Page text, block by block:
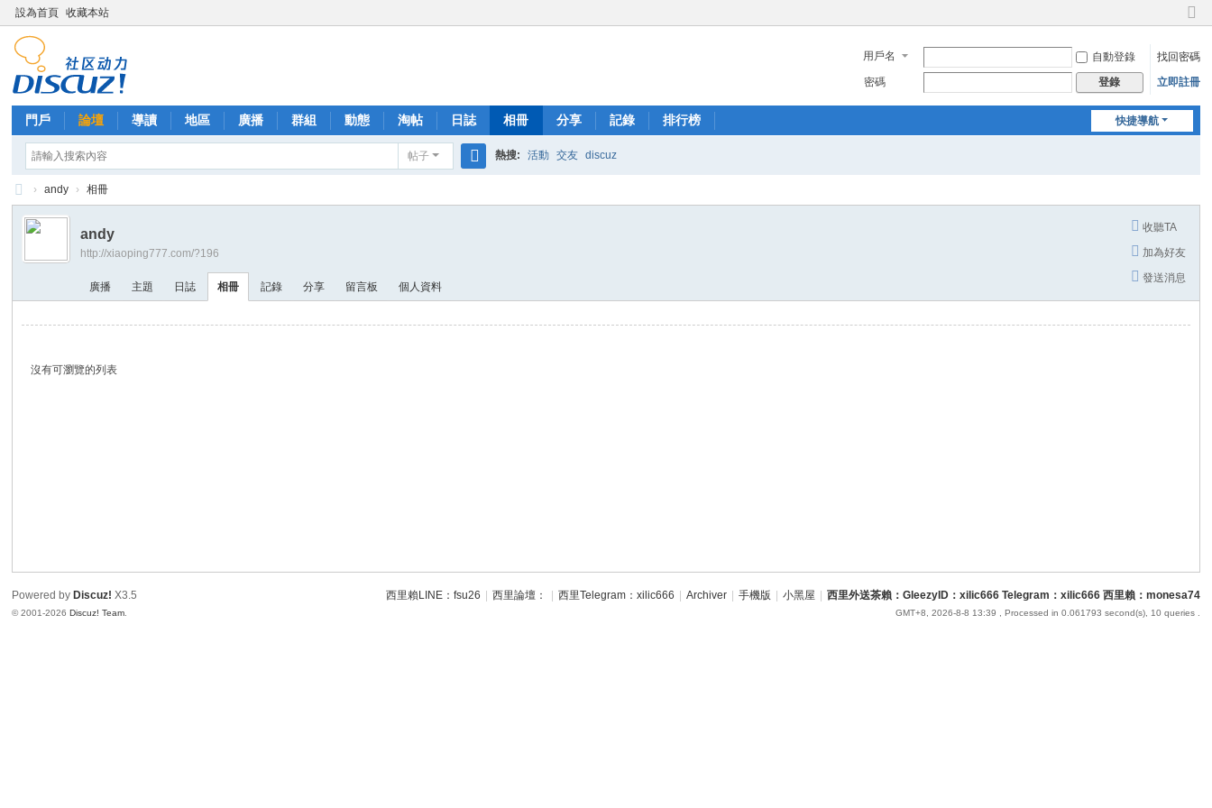
設為首頁 收藏本站
切
到
窄
用戶名 自動登錄
找回密碼
密碼
登錄 立即註冊
快捷導航
門戶 論壇 導讀 地區 廣播 群組 動態 淘帖 日誌 相冊 分享 記錄 排行榜
帖子
索
熱搜: 活動 交友 discuz
西
外
› andy › 相冊
收聽TA
加為好友
發送消息
andy
http://xiaoping777.com/?196
廣播 主題 日誌 相冊 記錄 分享 留言板 個人資料
沒有可瀏覽的列表
西里賴LINE：fsu26 西里論壇： 西里Telegram：xilic666 Archiver 手機版 小黑屋 西里外送茶賴：GleezyID：xilic666 Telegram：xilic666 西里賴：monesa74
GMT+8, 2026-8-8 13:39 , Processed in 0.061793 second(s), 10 queries .
Powered by Discuz! X3.5
© 2001-2026Discuz! Team